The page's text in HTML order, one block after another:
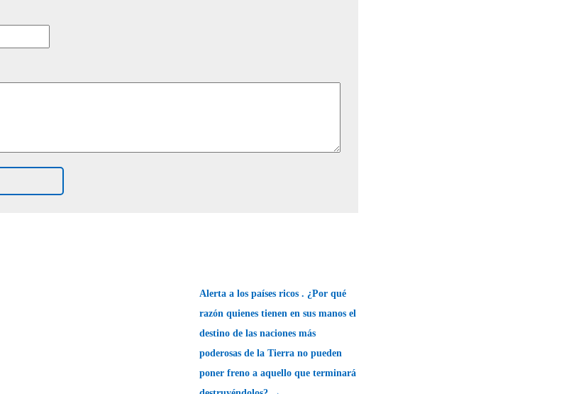
Alerta a los países ricos . ¿Por qué
razón quienes tienen en sus manos el
destino de las naciones más
poderosas de la Tierra no pueden
poner freno a aquello que terminará